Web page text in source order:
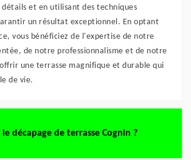
détails et en utilisant des techniques
un résultat exceptionnel. En optant
vous bénéficiez de l'expertise de notre
de notre professionnalisme et de notre
une terrasse magnifique et durable qui
de vie.
décapage de terrasse Cognin ?